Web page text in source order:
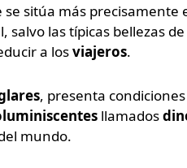
sitúa más precisamente
las típicas bellezas
a losviajeros.
, presenta
llamados
mundo.